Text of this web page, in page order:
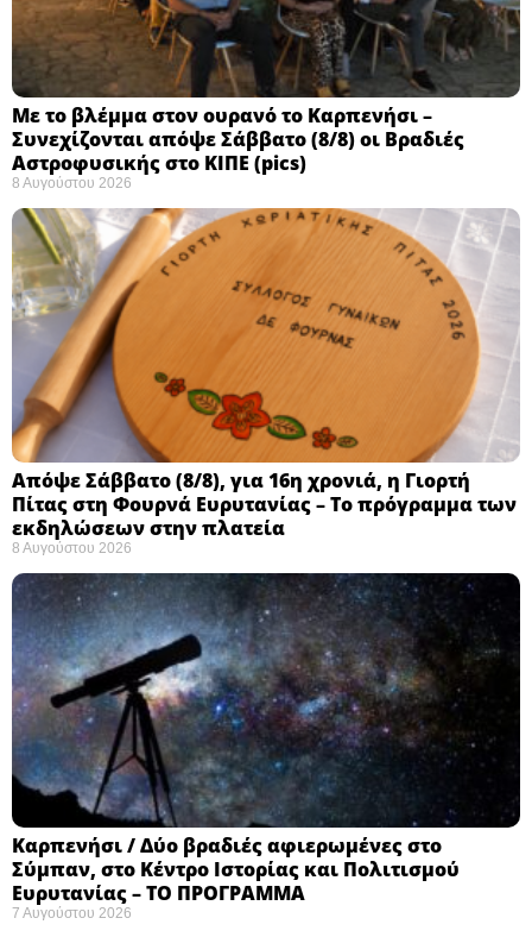
Με το βλέμμα στον ουρανό το Καρπενήσι –
Συνεχίζονται απόψε Σάββατο (8/8) οι Βραδιές
Αστροφυσικής στο ΚΙΠΕ (pics)
8 Αυγούστου 2026
Απόψε Σάββατο (8/8), για 16η χρονιά, η Γιορτή
Πίτας στη Φουρνά Ευρυτανίας – Το πρόγραμμα των
εκδηλώσεων στην πλατεία
8 Αυγούστου 2026
Καρπενήσι / Δύο βραδιές αφιερωμένες στο
Σύμπαν, στο Κέντρο Ιστορίας και Πολιτισμού
Ευρυτανίας – ΤΟ ΠΡΟΓΡΑΜΜΑ
7 Αυγούστου 2026